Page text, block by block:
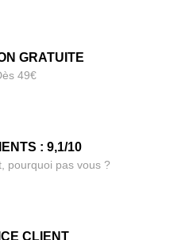
GRATUITE
49€
: 9,1/10
pourquoi pas vous ?
CLIENT